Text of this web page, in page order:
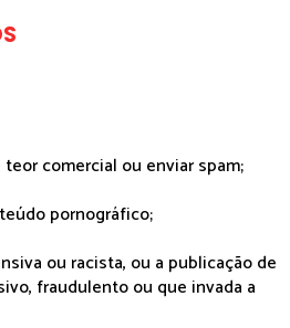
comercial ou enviar spam;
pornográfico;
ou racista, ou a publicação de
fraudulento ou que invada a